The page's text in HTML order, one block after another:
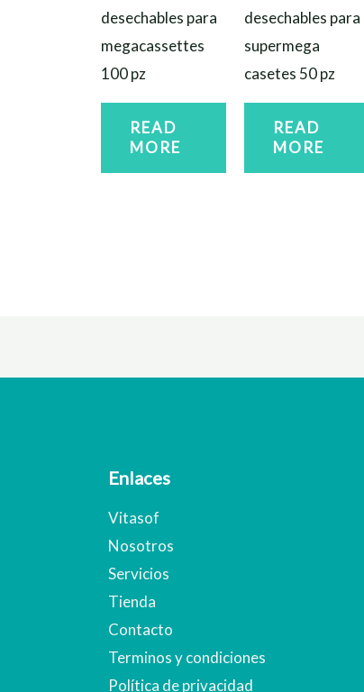
desechables para
megacassettes
100 pz
READ
MORE
desechables para
supermega
casetes 50 pz
READ
MORE
Enlaces
Vitasof
Nosotros
Servicios
Tienda
Contacto
Terminos y condiciones
Política de privacidad